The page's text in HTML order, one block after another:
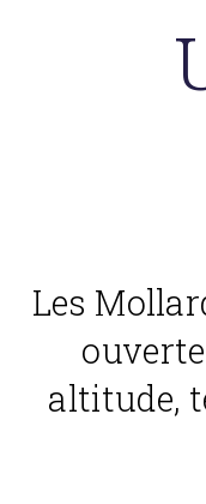
Les
altitude,